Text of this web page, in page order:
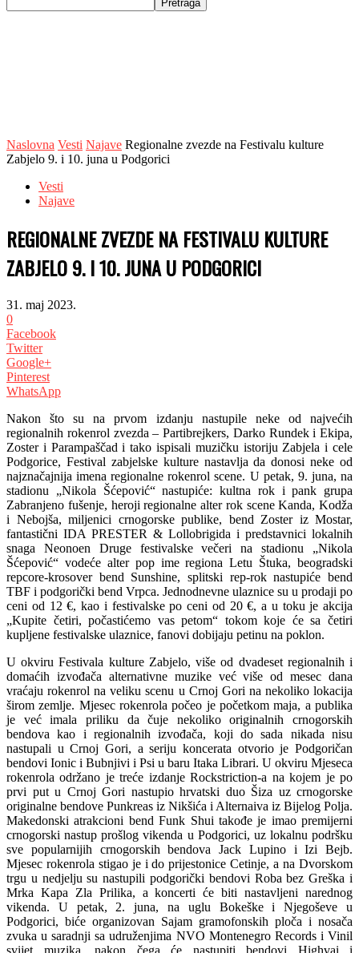
Naslovna Vesti Najave Regionalne zvezde na Festivalu kulture
Zabjelo 9. i 10. juna u Podgorici
Vesti
Najave
REGIONALNE ZVEZDE NA FESTIVALU KULTURE
ZABJELO 9. I 10. JUNA U PODGORICI
31. maj 2023.
0
Facebook
Twitter
Google+
Pinterest
WhatsApp
Nakon što su na prvom izdanju nastupile neke od najvećih
regionalnih rokenrol zvezda – Partibrejkers, Darko Rundek i Ekipa,
Zoster i Parampaščad i tako ispisali muzičku istoriju Zabjela i cele
Podgorice, Festival zabjelske kulture nastavlja da donosi neke od
najznačajnija imena regionalne rokenrol scene. U petak, 9. juna, na
stadionu „Nikola Šćepović“ nastupiće: kultna rok i pank grupa
Zabranjeno fušenje, heroji regionalne alter rok scene Kanda, Kodža
i Nebojša, miljenici crnogorske publike, bend Zoster iz Mostar,
fantastični IDA PRESTER & Lollobrigida i predstavnici lokalnih
snaga Neonoen Druge festivalske večeri na stadionu „Nikola
Šćepović“ vodeće alter pop ime regiona Letu Štuka, beogradski
repcore-krosover bend Sunshine, splitski rep-rok nastupiće bend
TBF i podgorički bend Vrpca. Jednodnevne ulaznice su u prodaji po
ceni od 12 €, kao i festivalske po ceni od 20 €, a u toku je akcija
„Kupite četiri, počastićemo vas petom“ tokom koje će sa četiri
kupljene festivalske ulaznice, fanovi dobijaju petinu na poklon.
U okviru Festivala kulture Zabjelo, više od dvadeset regionalnih i
domaćih izvođača alternativne muzike već više od mesec dana
vraćaju rokenrol na veliku scenu u Crnoj Gori na nekoliko lokacija
širom zemlje. Mjesec rokenrola počeo je početkom maja, a publika
je već imala priliku da čuje nekoliko originalnih crnogorskih
bendova kao i regionalnih izvođača, koji do sada nikada nisu
nastupali u Crnoj Gori, a seriju koncerata otvorio je Podgoričan
bendovi Ionic i Bubnjivi i Psi u baru Itaka Librari. U okviru Mjeseca
rokenrola održano je treće izdanje Rockstriction-a na kojem je po
prvi put u Crnoj Gori nastupio hrvatski duo Šiza uz crnogorske
originalne bendove Punkreas iz Nikšića i Alternaiva iz Bijelog Polja.
Makedonski atrakcioni bend Funk Shui takođe je imao premijerni
crnogorski nastup prošlog vikenda u Podgorici, uz lokalnu podršku
sve popularnijih crnogorskih bendova Jack Lupino i Izi Bejb.
Mjesec rokenrola stigao je i do prijestonice Cetinje, a na Dvorskom
trgu u nedjelju su nastupili podgorički bendovi Roba bez Greška i
Mrka Kapa Zla Prilika, a koncerti će biti nastavljeni narednog
vikenda. U petak, 2. juna, na uglu Bokeške i Njegoševe u
Podgorici, biće organizovan Sajam gramofonskih ploča i nosača
zvuka u saradnji sa udruženjima NVO Montenegro Records i Vinil
svijet muzika, nakon čega će nastupiti bendovi Highvai i